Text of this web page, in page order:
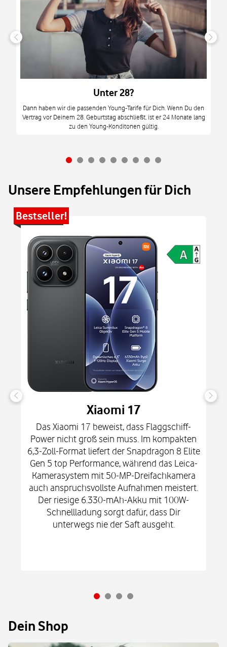
Unter 28?
Dann haben wir die passenden Young-Tarife für Dich. Wenn Du den
Vertrag vor Deinem 28. Geburtstag abschließt, ist er 24 Monate lang
zu den Young-Konditonen gültig.
Unsere Empfehlungen für Dich
Bestseller!
Xiaomi 17
Das Xiaomi 17 beweist, dass Flaggschiff-
Power nicht groß sein muss. Im kompakten
6,3-Zoll-Format liefert der Snapdragon 8 Elite
Gen 5 top Performance, während das Leica-
Kamerasystem mit 50-MP-Dreifachkamera
auch anspruchsvollste Aufnahmen meistert.
Der riesige 6.330-mAh-Akku mit 100W-
Schnellladung sorgt dafür, dass Dir
unterwegs nie der Saft ausgeht.
Dein Shop